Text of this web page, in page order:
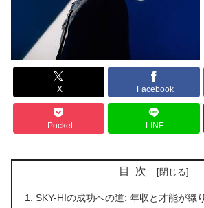
X Facebook
Pocket LINE
目次
SKY-HIの成功への道: 年収と才能が織